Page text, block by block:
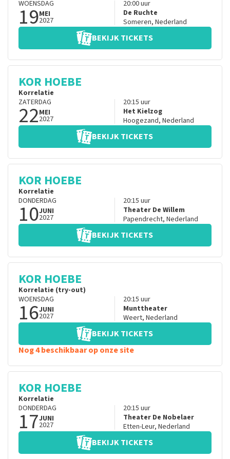
WOENSDAG
19MEI
2027
20:00uur
De Ruchte
Someren, Nederland
BEKIJK TICKETS
KOR HOEBE
Korrelatie
ZATERDAG
22MEI
2027
20:15 uur
Het Kielzog
Hoogezand, Nederland
BEKIJK TICKETS
KOR HOEBE
Korrelatie
DONDERDAG
10JUNI
2027
20:15 uur
Theater De Willem
Papendrecht, Nederland
BEKIJK TICKETS
KOR HOEBE
Korrelatie (try-out)
WOENSDAG
16JUNI
2027
20:15 uur
Munttheater
Weert, Nederland
BEKIJK TICKETS
Nog 4 beschikbaar op onze site
KOR HOEBE
Korrelatie
DONDERDAG
17JUNI
2027
20:15 uur
Theater De Nobelaer
Etten-Leur, Nederland
BEKIJK TICKETS